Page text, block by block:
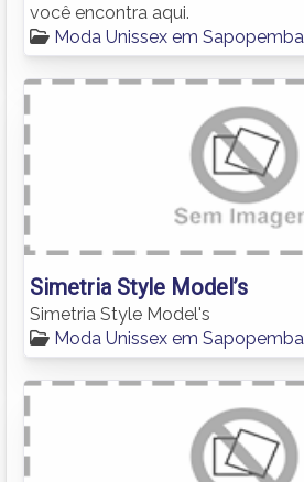
você encontra aqui.
Moda Unissex em Sapopemba
Simetria Style Model’s
Simetria Style Model's
Moda Unissex em Sapopemba